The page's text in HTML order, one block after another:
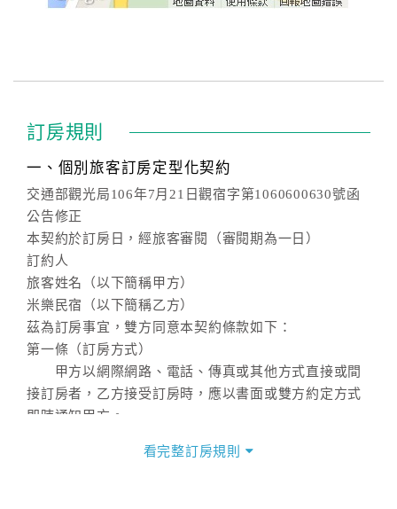
訂房規則
一、個別旅客訂房定型化契約
交通部觀光局106年7月21日觀宿字第1060600630號函
公告修正
本契約於訂房日，經旅客審閱（審閱期為一日）
訂約人
旅客姓名（以下簡稱甲方）
米樂民宿（以下簡稱乙方）
茲為訂房事宜，雙方同意本契約條款如下：
第一條（訂房方式）
甲方以網際網路、電話、傳真或其他方式直接或間
接訂房者，乙方接受訂房時，應以書面或雙方約定方式
即時通知甲方。
甲方訂房應告知乙方預定住宿之期間、所需客房房
看完整訂房規則